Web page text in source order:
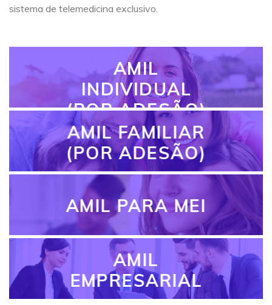
sistema de telemedicina exclusivo.
AMIL
INDIVIDUAL
(POR ADESÃO)
AMIL FAMILIAR
(POR ADESÃO)
AMIL PARA MEI
AMIL
EMPRESARIAL